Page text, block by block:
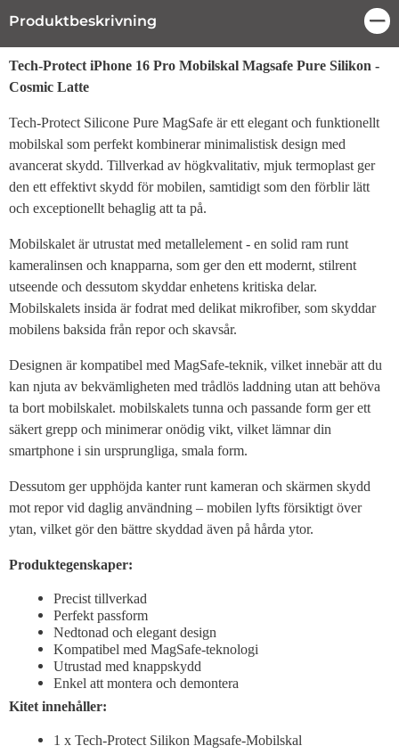
Produktbeskrivning
Produktbeskrivning
Tech-Protect iPhone 16 Pro Mobilskal Magsafe Pure Silikon -
Cosmic Latte
Tech-Protect Silicone Pure MagSafe är ett elegant och funktionellt
mobilskal som perfekt kombinerar minimalistisk design med
avancerat skydd. Tillverkad av högkvalitativ, mjuk termoplast ger
den ett effektivt skydd för mobilen, samtidigt som den förblir lätt
och exceptionellt behaglig att ta på.
Mobilskalet är utrustat med metallelement - en solid ram runt
kameralinsen och knapparna, som ger den ett modernt, stilrent
utseende och dessutom skyddar enhetens kritiska delar.
Mobilskalets insida är fodrat med delikat mikrofiber, som skyddar
mobilens baksida från repor och skavsår.
Designen är kompatibel med MagSafe-teknik, vilket innebär att du
kan njuta av bekvämligheten med trådlös laddning utan att behöva
ta bort mobilskalet. mobilskalets tunna och passande form ger ett
säkert grepp och minimerar onödig vikt, vilket lämnar din
smartphone i sin ursprungliga, smala form.
Dessutom ger upphöjda kanter runt kameran och skärmen skydd
mot repor vid daglig användning – mobilen lyfts försiktigt över
ytan, vilket gör den bättre skyddad även på hårda ytor.
Produktegenskaper:
Precist tillverkad
Perfekt passform
Nedtonad och elegant design
Kompatibel med MagSafe-teknologi
Utrustad med knappskydd
Enkel att montera och demontera
Kitet innehåller:
1 x Tech-Protect Silikon Magsafe-Mobilskal